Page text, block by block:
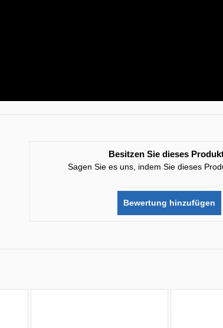
Besitzen Sie dieses
Sagen Sie es uns, indem Sie dieses
Bewertung hinzufügen